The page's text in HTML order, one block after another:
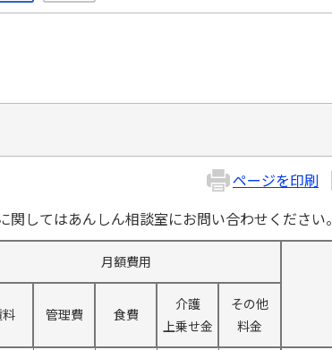
ページを印刷
してはあんしん相談室にお問い合わせください。
月額費用
管理費 食費
介護
上乗せ金
その他
料金